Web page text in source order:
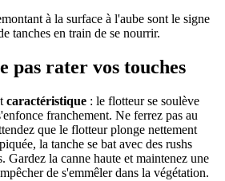
à la surface à l'aube sont le signe
tanches en train de se nourrir.
pas rater vos touches
caractéristique : le flotteur se soulève
franchement. Ne ferrez pas au
que le flotteur plonge nettement
la tanche se bat avec des rushs
Gardez la canne haute et maintenez une
de s'emmêler dans la végétation.